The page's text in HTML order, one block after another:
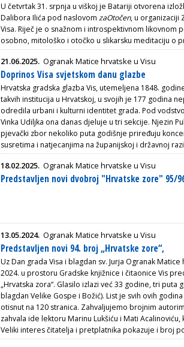
U četvrtak 31. srpnja u viškoj je Batariji otvorena
Dalibora Ilića pod naslovom zaOtočen,u organizaciji
Visa. Riječ je o snažnom i introspektivnom likovnom
osobno, mitološko i otočko u slikarsku meditaciju o
21.06.2025. Ogranak Matice hrvatske u Visu
Doprinos Visa svjetskom danu glazbe
Hrvatska gradska glazba Vis, utemeljena 1848.
takvih institucija u Hrvatskoj, u svojih je 177 godina
odredila urbani i kulturni identitet grada. Pod
Vinka Udiljka ona danas djeluje u tri sekcije. Njezin
pjevački zbor nekoliko puta godišnje priređuju
susretima i natjecanjima na županijskoj i državnoj
18.02.2025. Ogranak Matice hrvatske u Visu
Predstavljen novi dvobroj "Hrvatske zore" 95/
13.05.2024. Ogranak Matice hrvatske u Visu
Predstavljen novi 94. broj „Hrvatske zore“,
Uz Dan grada Visa i blagdan sv. Jurja Ogranak Matice
2024. u prostoru Gradske knjižnice i čitaonice Vis
„Hrvatska zora“. Glasilo izlazi već 33 godine, tri puta
blagdan Velike Gospe i Božić). List je svih ovih
otisnut na 120 stranica. Zahvaljujemo brojnim
zahvala ide lektoru Marinu Lukšiću i Mati
Veliki interes čitatelja i pretplatnika pokazuje i broj